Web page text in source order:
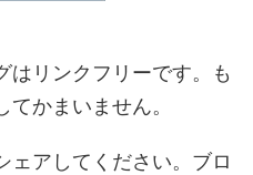
はリンクフリーです。も
かまいません。
ェアしてください。ブロ